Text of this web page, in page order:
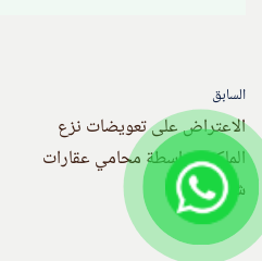
السابق
الاعتراض على تعويضات نزع
الملكية بواسطة محامي عقارات
شاطر